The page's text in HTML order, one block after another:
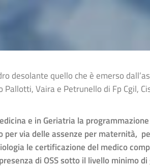
desolante quello che è emerso
Vaira e Petrunello di Fp Cgil,
e in Geriatria la
per via delle assenze per maternità,
le certificazione del medico
di OSS sotto il livello minimo